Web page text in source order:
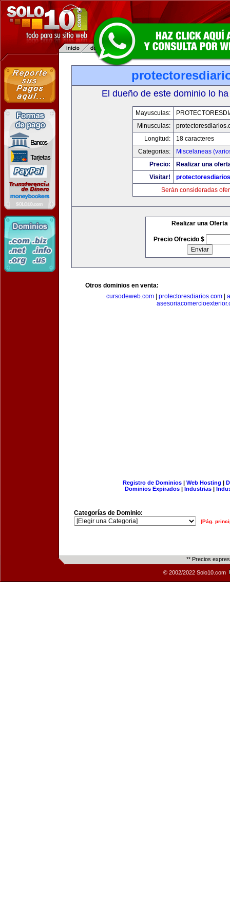
El dueño de este dominio lo
Mayusculas:
Minusculas:
Longitud:
18 caracteres
Categorias:
Miscelaneas
Precio:
Realizar una
Visitar!
Serán consideradas
Realizar una Oferta
Precio Ofrecido $
Otros dominios en venta:
cursodeweb.com
protectoresdiarios.com
Registro de Dominios| Web Hosting |
Dominios Expirados | Industrias |
Categorías de Dominio:
[Pág.
** Precios
© 2002/2022 Solo10.com